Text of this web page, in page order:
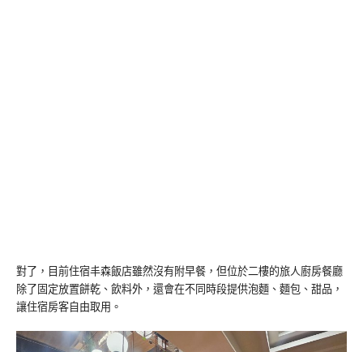
對了，目前住宿丰森飯店雖然沒有附早餐，但位於二樓的旅人廚房餐廳
除了固定放置餅乾、飲料外，還會在不同時段提供泡麵、麵包、甜品，
讓住宿房客自由取用。